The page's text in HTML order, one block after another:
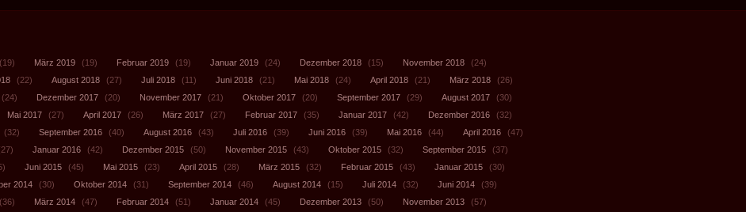
(19) März 2019 (19) Februar 2019 (19) Januar 2019 (24) Dezember 2018 (15) November 2018
(24)
(22) August 2018 (27) Juli 2018 (11) Juni 2018 (21) Mai 2018 (24) April 2018 (21) März 2018
(26)
(24) Dezember 2017 (20) November 2017 (21) Oktober 2017 (20) September 2017 (29) August 2017
(30)
Mai 2017 (27) April 2017 (26) März 2017 (27) Februar 2017 (35) Januar 2017 (42) Dezember 2016
(32)
(32) September 2016 (40) August 2016 (43) Juli 2016 (39) Juni 2016 (39) Mai 2016 (44) April 2016
(47)
Januar 2016 (42) Dezember 2015 (50) November 2015 (43) Oktober 2015 (32) September 2015
(37)
Juni 2015 (45) Mai 2015 (23) April 2015 (28) März 2015 (32) Februar 2015 (43) Januar 2015
(30)
2014 (30) Oktober 2014 (31) September 2014 (46) August 2014 (15) Juli 2014 (32) Juni 2014
(39)
(36) März 2014 (47) Februar 2014 (51) Januar 2014 (45) Dezember 2013 (50) November 2013 (57)